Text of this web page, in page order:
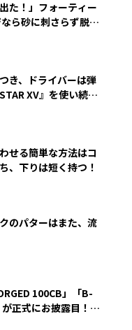
た！」フォーティー
ら砂に刺さらず脱出
き、ドライバーは弾
XV』を使い続け
せる簡単な方法はコ
、下りは短く持つ！
のパターはまた、流
100CB」「B-
が正式にお披露目！